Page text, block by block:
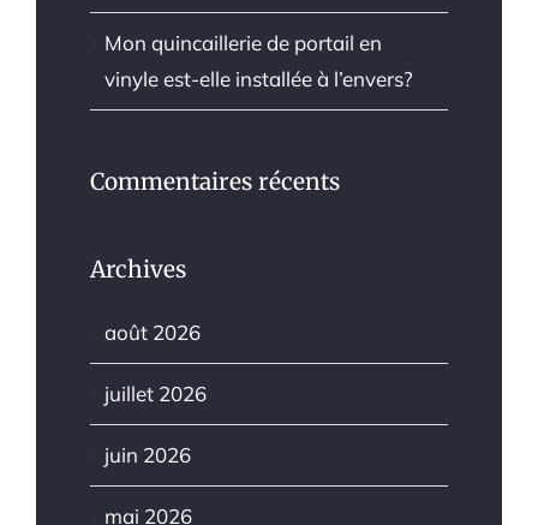
Mon quincaillerie de portail en
vinyle est-elle installée à l’envers?
Commentaires récents
Archives
août 2026
juillet 2026
juin 2026
mai 2026